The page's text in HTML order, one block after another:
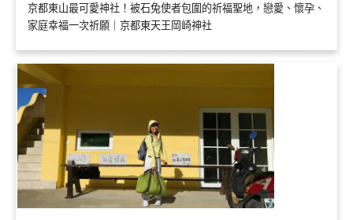
京都東山最可愛神社！被石兔使者包圍的祈福聖地，戀愛、懷孕、
家庭幸福一次祈願｜京都東天王岡崎神社